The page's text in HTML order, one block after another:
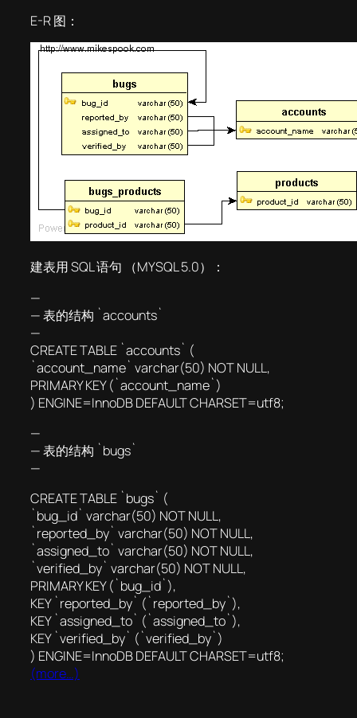
E-R 图：
建表用 SQL 语句 （MYSQL 5.0）：
—
— 表的结构 `accounts`
—
CREATE TABLE `accounts` (
`account_name` varchar(50) NOT NULL,
PRIMARY KEY (`account_name`)
) ENGINE=InnoDB DEFAULT CHARSET=utf8;
—
— 表的结构 `bugs`
—
CREATE TABLE `bugs` (
`bug_id` varchar(50) NOT NULL,
`reported_by` varchar(50) NOT NULL,
`assigned_to` varchar(50) NOT NULL,
`verified_by` varchar(50) NOT NULL,
PRIMARY KEY (`bug_id`),
KEY `reported_by` (`reported_by`),
KEY `assigned_to` (`assigned_to`),
KEY `verified_by` (`verified_by`)
) ENGINE=InnoDB DEFAULT CHARSET=utf8;
(more…)